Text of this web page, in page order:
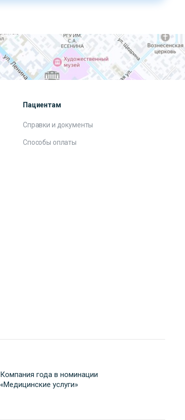
Пациентам
Справки и документы
Способы оплаты
Компания года в номинации
«Медицинские услуги»